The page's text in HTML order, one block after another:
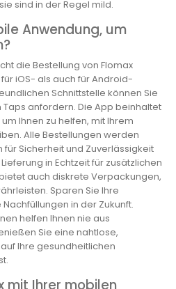
sind in der Regel mild.
Anwendung, um
die Bestellung von Flomax
iOS- als auch für Android-
Schnittstelle können Sie
anfordern. Die App beinhaltet
Ihnen zu helfen, mit Ihrem
Alle Bestellungen werden
Sicherheit und Zuverlässigkeit
in Echtzeit für zusätzlichen
auch diskrete Verpackungen,
Sparen Sie Ihre
in der Zukunft.
helfen Ihnen nie aus
Sie eine nahtlose,
Ihre gesundheitlichen
mit Ihrer mobilen